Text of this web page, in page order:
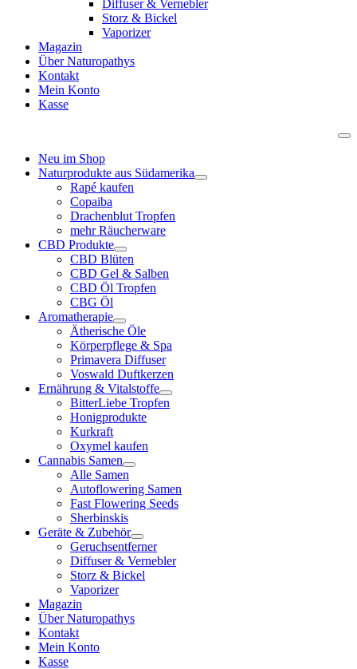
Diffuser & Vernebler
Storz & Bickel
Vaporizer
Magazin
Über Naturopathys
Kontakt
Mein Konto
Kasse
Neu im Shop
Naturprodukte aus Südamerika
Rapé kaufen
Copaiba
Drachenblut Tropfen
mehr Räucherware
CBD Produkte
CBD Blüten
CBD Gel & Salben
CBD Öl Tropfen
CBG Öl
Aromatherapie
Ätherische Öle
Körperpflege & Spa
Primavera Diffuser
Voswald Duftkerzen
Ernährung & Vitalstoffe
BitterLiebe Tropfen
Honigprodukte
Kurkraft
Oxymel kaufen
Cannabis Samen
Alle Samen
Autoflowering Samen
Fast Flowering Seeds
Sherbinskis
Geräte & Zubehör
Geruchsentferner
Diffuser & Vernebler
Storz & Bickel
Vaporizer
Magazin
Über Naturopathys
Kontakt
Mein Konto
Kasse